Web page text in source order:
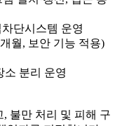
단시스템 운영
월, 보안 기능 적용)
소 분리 운영
불만 처리 및 피해 구